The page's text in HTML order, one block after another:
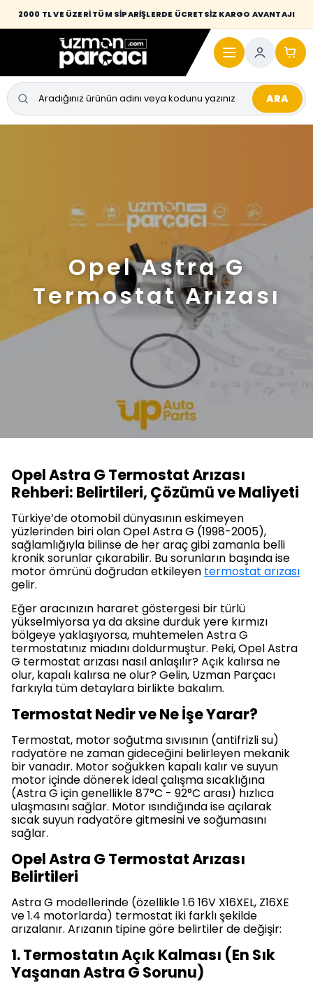
2000 TL VE ÜZERİ TÜM SİPARİŞLERDE ÜCRETSİZ KARGO AVANTAJI
ARA
Opel Astra G
Termostat Arızası
Opel Astra G Termostat Arızası
Rehberi: Belirtileri, Çözümü ve Maliyeti
Türkiye’de otomobil dünyasının eskimeyen
yüzlerinden biri olan Opel Astra G (1998-2005),
sağlamlığıyla bilinse de her araç gibi zamanla belli
kronik sorunlar çıkarabilir. Bu sorunların başında ise
motor ömrünü doğrudan etkileyen termostat arızası
gelir.
Eğer aracınızın hararet göstergesi bir türlü
yükselmiyorsa ya da aksine durduk yere kırmızı
bölgeye yaklaşıyorsa, muhtemelen Astra G
termostatınız miadını doldurmuştur. Peki, Opel Astra
G termostat arızası nasıl anlaşılır? Açık kalırsa ne
olur, kapalı kalırsa ne olur? Gelin, Uzman Parçacı
farkıyla tüm detaylara birlikte bakalım.
Termostat Nedir ve Ne İşe Yarar?
Termostat, motor soğutma sıvısının (antifrizli su)
radyatöre ne zaman gideceğini belirleyen mekanik
bir vanadır. Motor soğukken kapalı kalır ve suyun
motor içinde dönerek ideal çalışma sıcaklığına
(Astra G için genellikle 87°C - 92°C arası) hızlıca
ulaşmasını sağlar. Motor ısındığında ise açılarak
sıcak suyun radyatöre gitmesini ve soğumasını
sağlar.
Opel Astra G Termostat Arızası
Belirtileri
Astra G modellerinde (özellikle 1.6 16V X16XEL, Z16XE
ve 1.4 motorlarda) termostat iki farklı şekilde
arızalanır. Arızanın tipine göre belirtiler de değişir:
1. Termostatın Açık Kalması (En Sık
Yaşanan Astra G Sorunu)